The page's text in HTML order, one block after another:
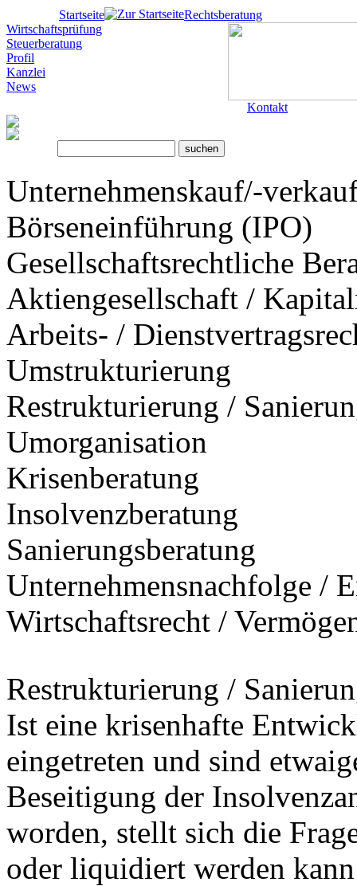
Startseite
Rechtsberatung
Wirtschaftsprüfung
Steuerberatung
Profil
Kanzlei
News
Kontakt
Unternehmenskauf/-
Börseneinführung (IPO)
Gesellschaftsrechtliche
Aktiengesellschaft /
Arbeits- /
Umstrukturierung
Restrukturierung /
Umorganisation
Krisenberatung
Insolvenzberatung
Sanierungsberatung
Unternehmensnachfolge /
Wirtschaftsrecht /
Restrukturierung /
Ist eine krisenhafte
eingetreten und sind
Beseitigung der
worden, stellt sich die
oder liquidiert werden